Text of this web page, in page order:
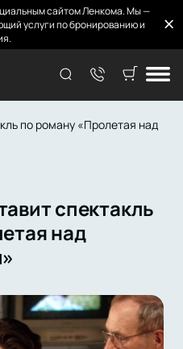
сайтом Ленкома. Мы —
услуги по бронированию и
по роману «Пролетая над
спектакль
над